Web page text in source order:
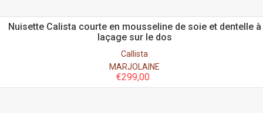
Nuisette Calista courte en mousseline de soie et dentelle à
laçage sur le dos
Callista
MARJOLAINE
€299,00